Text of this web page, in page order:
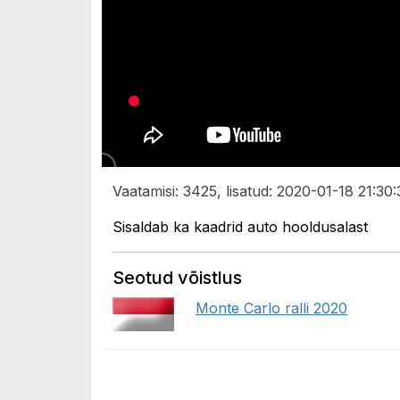
Vaatamisi: 3425, lisatud: 2020-01-18
Sisaldab ka kaadrid auto hooldusalast
Seotud võistlus
Monte Carlo ralli 2020